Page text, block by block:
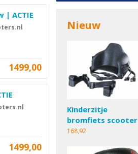
| ACTIE
1499,00
1499,00
Nieuw
Kinderzitje
bromfiets scooter
168,92